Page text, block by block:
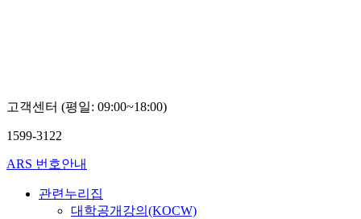
고객센터 (평일: 09:00~18:00)
1599-3122
ARS 번호안내
관련누리집
대학공개강의(KOCW)